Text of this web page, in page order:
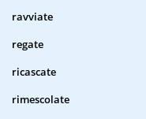
ravviate
regate
ricascate
rimescolate